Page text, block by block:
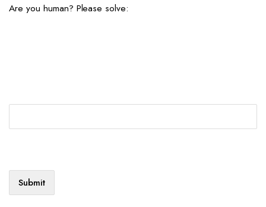
Are you human? Please solve: